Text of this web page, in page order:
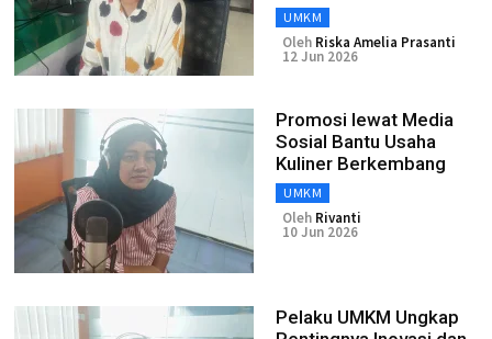
UMKM
Oleh Riska Amelia Prasanti
12 Jun 2026
Promosi lewat Media
Sosial Bantu Usaha
Kuliner Berkembang
UMKM
Oleh Rivanti
10 Jun 2026
Pelaku UMKM Ungkap